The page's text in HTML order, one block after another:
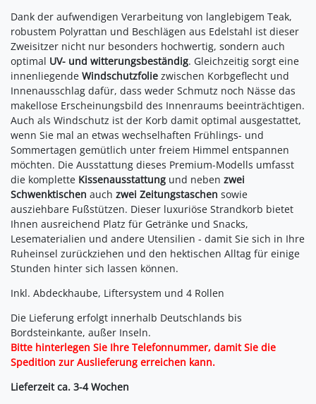
Dank der aufwendigen Verarbeitung von langlebigem Teak,
robustem Polyrattan und Beschlägen aus Edelstahl ist dieser
Zweisitzer nicht nur besonders hochwertig, sondern auch
optimal UV- und witterungsbeständig. Gleichzeitig sorgt eine
innenliegende Windschutzfolie zwischen Korbgeflecht und
Innenausschlag dafür, dass weder Schmutz noch Nässe das
makellose Erscheinungsbild des Innenraums beeinträchtigen.
Auch als Windschutz ist der Korb damit optimal ausgestattet,
wenn Sie mal an etwas wechselhaften Frühlings- und
Sommertagen gemütlich unter freiem Himmel entspannen
möchten. Die Ausstattung dieses Premium-Modells umfasst
die komplette Kissenausstattung und neben zwei
Schwenktischen auch zwei Zeitungstaschen sowie
ausziehbare Fußstützen. Dieser luxuriöse Strandkorb bietet
Ihnen ausreichend Platz für Getränke und Snacks,
Lesematerialien und andere Utensilien - damit Sie sich in Ihre
Ruheinsel zurückziehen und den hektischen Alltag für einige
Stunden hinter sich lassen können.
Inkl. Abdeckhaube, Liftersystem und 4 Rollen
Die Lieferung erfolgt innerhalb Deutschlands bis
Bordsteinkante, außer Inseln.
Bitte hinterlegen Sie Ihre Telefonnummer, damit Sie die
Spedition zur Auslieferung erreichen kann.
Lieferzeit ca. 3-4 Wochen